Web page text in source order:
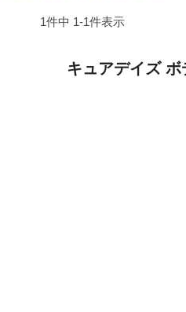
1件中 1-1件表示
キュアデイズ